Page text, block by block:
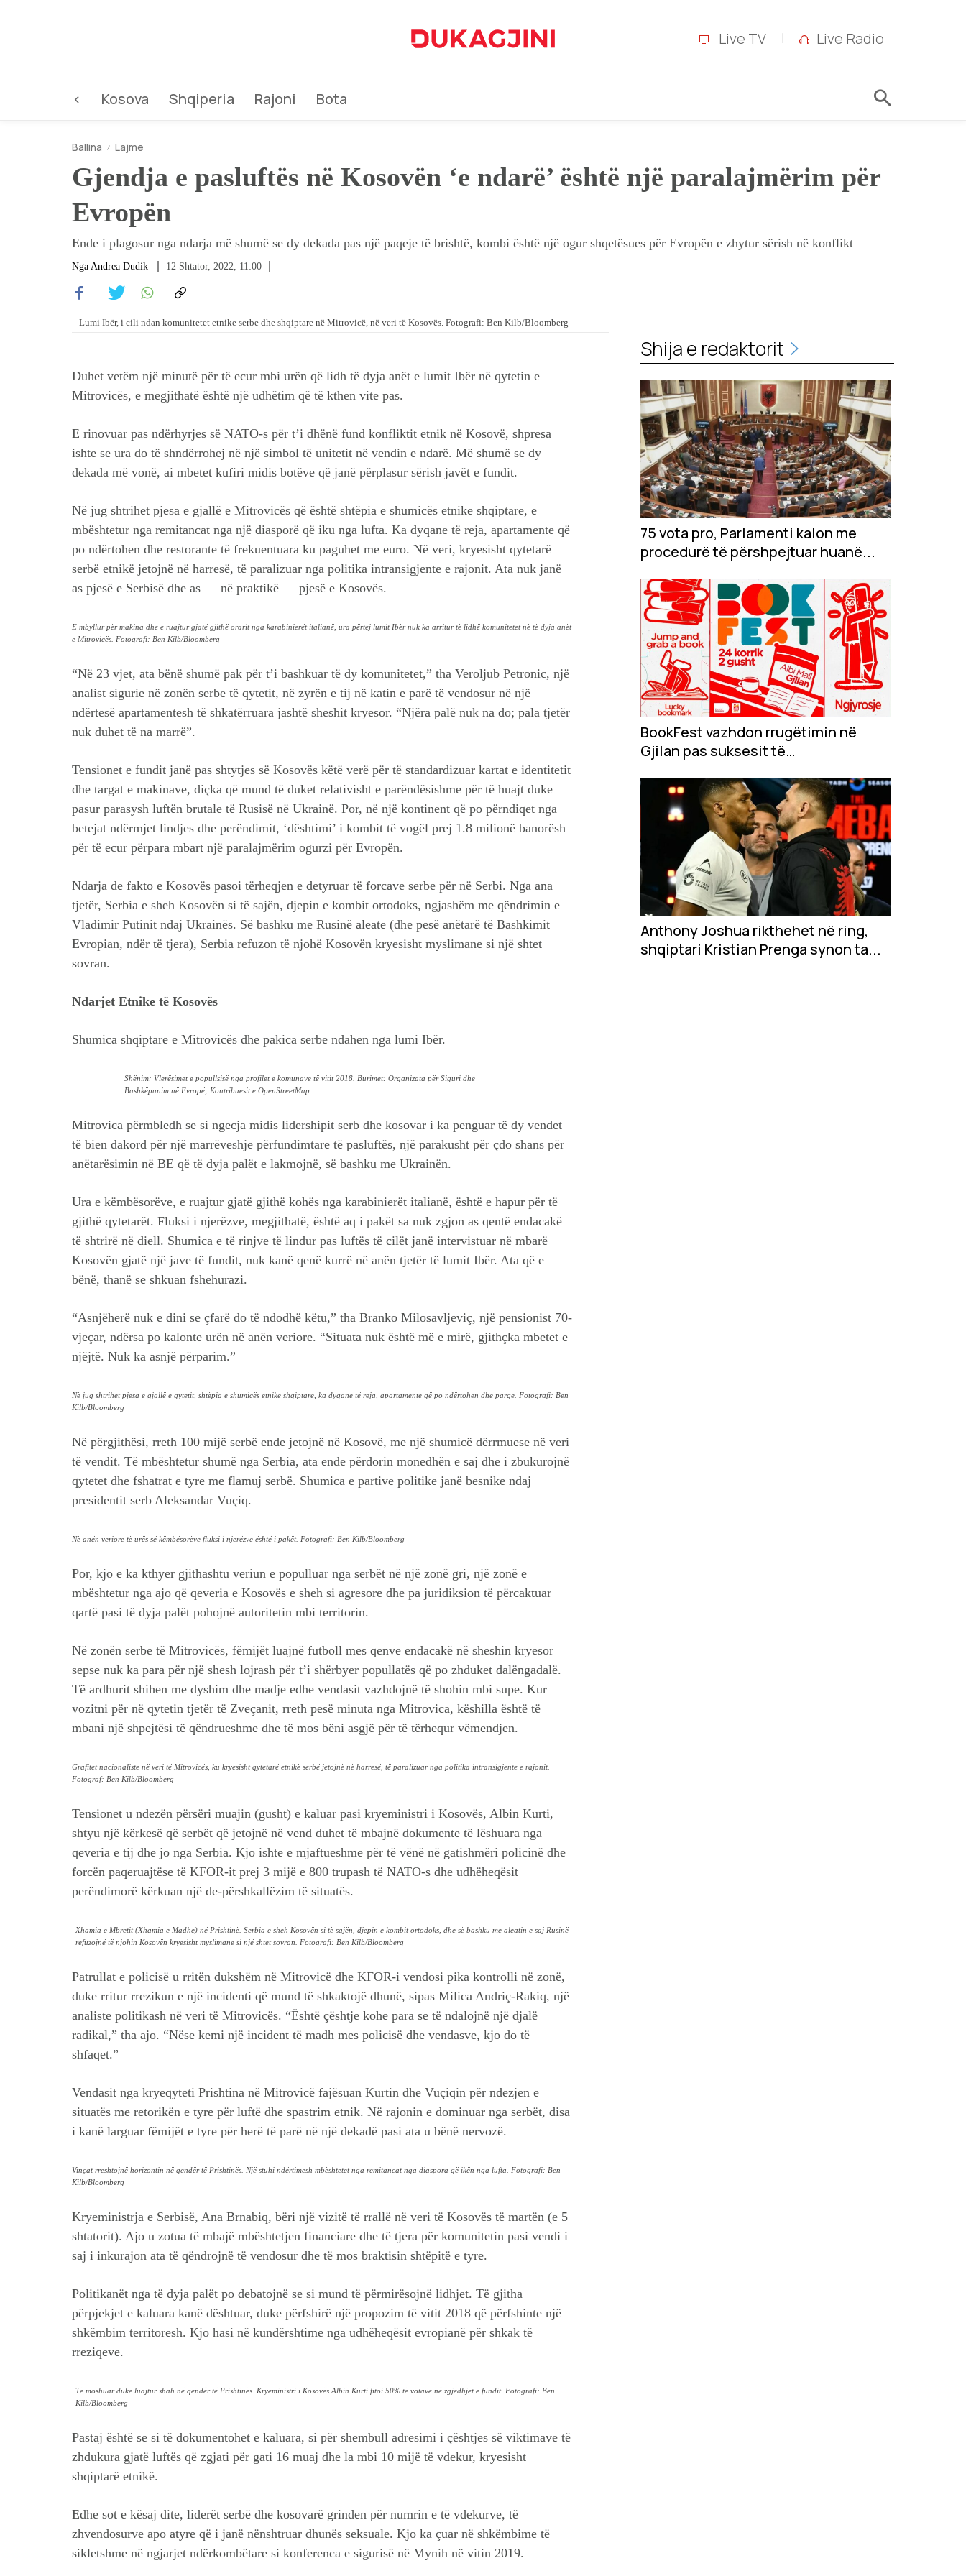
Live TV Live Radio
< Kosova Shqiperia Rajoni Bota
Ballina Lajme
Gjendja e pasluftës në Kosovën ‘e ndarë’ është një paralajmërim për
Evropën
Ende i plagosur nga ndarja më shumë se dy dekada pas një paqeje të brishtë, kombi është një ogur shqetësues për Evropën e zhytur sërish në konflikt
Nga Andrea Dudik 12 Shtator, 2022, 11:00
Lumi Ibër, i cili ndan komunitetet etnike serbe dhe shqiptare në Mitrovicë, në veri të Kosovës. Fotografi: Ben Kilb/Bloomberg
Duhet vetëm një minutë për të ecur mbi urën që lidh të dyja anët e lumit Ibër në qytetin e
Mitrovicës, e megjithatë është një udhëtim që të kthen vite pas.
E rinovuar pas ndërhyrjes së NATO-s për t’i dhënë fund konfliktit etnik në Kosovë, shpresa
ishte se ura do të shndërrohej në një simbol të unitetit në vendin e ndarë. Më shumë se dy
dekada më vonë, ai mbetet kufiri midis botëve që janë përplasur sërish javët e fundit.
Në jug shtrihet pjesa e gjallë e Mitrovicës që është shtëpia e shumicës etnike shqiptare, e
mbështetur nga remitancat nga një diasporë që iku nga lufta. Ka dyqane të reja, apartamente që
po ndërtohen dhe restorante të frekuentuara ku paguhet me euro. Në veri, kryesisht qytetarë
serbë etnikë jetojnë në harresë, të paralizuar nga politika intransigjente e rajonit. Ata nuk janë
as pjesë e Serbisë dhe as — në praktikë — pjesë e Kosovës.
E mbyllur për makina dhe e ruajtur gjatë gjithë orarit nga karabinierët italianë, ura përtej lumit Ibër nuk ka arritur të lidhë komunitetet në të dyja anët
e Mitrovicës. Fotografi: Ben Kilb/Bloomberg
“Në 23 vjet, ata bënë shumë pak për t’i bashkuar të dy komunitetet,” tha Veroljub Petronic, një
analist sigurie në zonën serbe të qytetit, në zyrën e tij në katin e parë të vendosur në një
ndërtesë apartamentesh të shkatërruara jashtë sheshit kryesor. “Njëra palë nuk na do; pala tjetër
nuk duhet të na marrë”.
Tensionet e fundit janë pas shtytjes së Kosovës këtë verë për të standardizuar kartat e identitetit
dhe targat e makinave, diçka që mund të duket relativisht e parëndësishme për të huajt duke
pasur parasysh luftën brutale të Rusisë në Ukrainë. Por, në një kontinent që po përndiqet nga
betejat ndërmjet lindjes dhe perëndimit, ‘dështimi’ i kombit të vogël prej 1.8 milionë banorësh
për të ecur përpara mbart një paralajmërim ogurzi për Evropën.
Ndarja de fakto e Kosovës pasoi tërheqjen e detyruar të forcave serbe për në Serbi. Nga ana
tjetër, Serbia e sheh Kosovën si të sajën, djepin e kombit ortodoks, ngjashëm me qëndrimin e
Vladimir Putinit ndaj Ukrainës. Së bashku me Rusinë aleate (dhe pesë anëtarë të Bashkimit
Evropian, ndër të tjera), Serbia refuzon të njohë Kosovën kryesisht myslimane si një shtet
sovran.
Ndarjet Etnike të Kosovës
Shumica shqiptare e Mitrovicës dhe pakica serbe ndahen nga lumi Ibër.
Shënim: Vlerësimet e popullsisë nga profilet e komunave të vitit 2018. Burimet: Organizata për Siguri dhe
Bashkëpunim në Evropë; Kontribuesit e OpenStreetMap
Mitrovica përmbledh se si ngecja midis lidershipit serb dhe kosovar i ka penguar të dy vendet
të bien dakord për një marrëveshje përfundimtare të pasluftës, një parakusht për çdo shans për
anëtarësimin në BE që të dyja palët e lakmojnë, së bashku me Ukrainën.
Ura e këmbësorëve, e ruajtur gjatë gjithë kohës nga karabinierët italianë, është e hapur për të
gjithë qytetarët. Fluksi i njerëzve, megjithatë, është aq i pakët sa nuk zgjon as qentë endacakë
të shtrirë në diell. Shumica e të rinjve të lindur pas luftës të cilët janë intervistuar në mbarë
Kosovën gjatë një jave të fundit, nuk kanë qenë kurrë në anën tjetër të lumit Ibër. Ata që e
bënë, thanë se shkuan fshehurazi.
“Asnjëherë nuk e dini se çfarë do të ndodhë këtu,” tha Branko Milosavljeviç, një pensionist 70-
vjeçar, ndërsa po kalonte urën në anën veriore. “Situata nuk është më e mirë, gjithçka mbetet e
njëjtë. Nuk ka asnjë përparim.”
Në jug shtrihet pjesa e gjallë e qytetit, shtëpia e shumicës etnike shqiptare, ka dyqane të reja, apartamente që po ndërtohen dhe parqe. Fotografi: Ben
Kilb/Bloomberg
Në përgjithësi, rreth 100 mijë serbë ende jetojnë në Kosovë, me një shumicë dërrmuese në veri
të vendit. Të mbështetur shumë nga Serbia, ata ende përdorin monedhën e saj dhe i zbukurojnë
qytetet dhe fshatrat e tyre me flamuj serbë. Shumica e partive politike janë besnike ndaj
presidentit serb Aleksandar Vuçiq.
Në anën veriore të urës së këmbësorëve fluksi i njerëzve është i pakët. Fotografi: Ben Kilb/Bloomberg
Por, kjo e ka kthyer gjithashtu veriun e populluar nga serbët në një zonë gri, një zonë e
mbështetur nga ajo që qeveria e Kosovës e sheh si agresore dhe pa juridiksion të përcaktuar
qartë pasi të dyja palët pohojnë autoritetin mbi territorin.
Në zonën serbe të Mitrovicës, fëmijët luajnë futboll mes qenve endacakë në sheshin kryesor
sepse nuk ka para për një shesh lojrash për t’i shërbyer popullatës që po zhduket dalëngadalë.
Të ardhurit shihen me dyshim dhe madje edhe vendasit vazhdojnë të shohin mbi supe. Kur
vozitni për në qytetin tjetër të Zveçanit, rreth pesë minuta nga Mitrovica, këshilla është të
mbani një shpejtësi të qëndrueshme dhe të mos bëni asgjë për të tërhequr vëmendjen.
Grafitet nacionaliste në veri të Mitrovicës, ku kryesisht qytetarë etnikë serbë jetojnë në harresë, të paralizuar nga politika intransigjente e rajonit.
Fotograf: Ben Kilb/Bloomberg
Tensionet u ndezën përsëri muajin (gusht) e kaluar pasi kryeministri i Kosovës, Albin Kurti,
shtyu një kërkesë që serbët që jetojnë në vend duhet të mbajnë dokumente të lëshuara nga
qeveria e tij dhe jo nga Serbia. Kjo ishte e mjaftueshme për të vënë në gatishmëri policinë dhe
forcën paqeruajtëse të KFOR-it prej 3 mijë e 800 trupash të NATO-s dhe udhëheqësit
perëndimorë kërkuan një de-përshkallëzim të situatës.
Xhamia e Mbretit (Xhamia e Madhe) në Prishtinë. Serbia e sheh Kosovën si të sajën, djepin e kombit ortodoks, dhe së bashku me aleatin e saj Rusinë
refuzojnë të njohin Kosovën kryesisht myslimane si një shtet sovran. Fotografi: Ben Kilb/Bloomberg
Patrullat e policisë u rritën dukshëm në Mitrovicë dhe KFOR-i vendosi pika kontrolli në zonë,
duke rritur rrezikun e një incidenti që mund të shkaktojë dhunë, sipas Milica Andriç-Rakiq, një
analiste politikash në veri të Mitrovicës. “Është çështje kohe para se të ndalojnë një djalë
radikal,” tha ajo. “Nëse kemi një incident të madh mes policisë dhe vendasve, kjo do të
shfaqet.”
Vendasit nga kryeqyteti Prishtina në Mitrovicë fajësuan Kurtin dhe Vuçiqin për ndezjen e
situatës me retorikën e tyre për luftë dhe spastrim etnik. Në rajonin e dominuar nga serbët, disa
i kanë larguar fëmijët e tyre për herë të parë në një dekadë pasi ata u bënë nervozë.
Vinçat rreshtojnë horizontin në qendër të Prishtinës. Një stuhi ndërtimesh mbështetet nga remitancat nga diaspora që ikën nga lufta. Fotografi: Ben
Kilb/Bloomberg
Kryeministrja e Serbisë, Ana Brnabiq, bëri një vizitë të rrallë në veri të Kosovës të martën (e 5
shtatorit). Ajo u zotua të mbajë mbështetjen financiare dhe të tjera për komunitetin pasi vendi i
saj i inkurajon ata të qëndrojnë të vendosur dhe të mos braktisin shtëpitë e tyre.
Politikanët nga të dyja palët po debatojnë se si mund të përmirësojnë lidhjet. Të gjitha
përpjekjet e kaluara kanë dështuar, duke përfshirë një propozim të vitit 2018 që përfshinte një
shkëmbim territoresh. Kjo hasi në kundërshtime nga udhëheqësit evropianë për shkak të
rreziqeve.
Të moshuar duke luajtur shah në qendër të Prishtinës. Kryeministri i Kosovës Albin Kurti fitoi 50% të votave në zgjedhjet e fundit. Fotografi: Ben
Kilb/Bloomberg
Pastaj është se si të dokumentohet e kaluara, si për shembull adresimi i çështjes së viktimave të
zhdukura gjatë luftës që zgjati për gati 16 muaj dhe la mbi 10 mijë të vdekur, kryesisht
shqiptarë etnikë.
Edhe sot e kësaj dite, liderët serbë dhe kosovarë grinden për numrin e të vdekurve, të
zhvendosurve apo atyre që i janë nënshtruar dhunës seksuale. Kjo ka çuar në shkëmbime të
sikletshme në ngjarjet ndërkombëtare si konferenca e sigurisë në Mynih në vitin 2019.
Shija e redaktorit
75 vota pro, Parlamenti kalon me
procedurë të përshpejtuar huanë...
BookFest vazhdon rrugëtimin në
Gjilan pas suksesit të
Anthony Joshua rikthehet në ring,
shqiptari Kristian Prenga synon ta...